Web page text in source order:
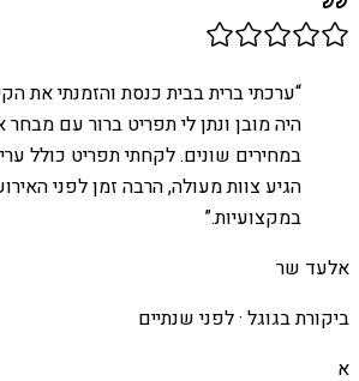
“ערכתי ברית בבית כנסת והזמנתי את
היה מובן ונתן לי תפריט ברור עם מבחר
במחירים שונים. לקחתי תפריט כולל
הגיע צוות מעולה, הרבה זמן לפני
במקצועיות.”
אלעד שר
ביקורת בגוגל ·לפני שנתיים
א